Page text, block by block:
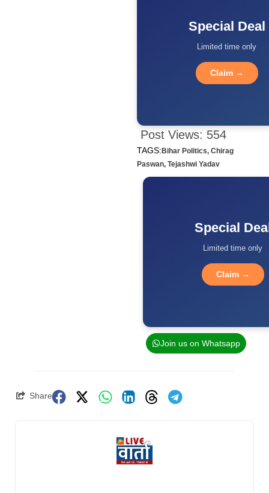
Special Deal
Limited time only
Claim →
Post Views: 554
TAGS:Bihar Politics, Chirag
Paswan, Tejashwi Yadav
Special
Limited time only
Claim →
Join us on Whatsapp
Share